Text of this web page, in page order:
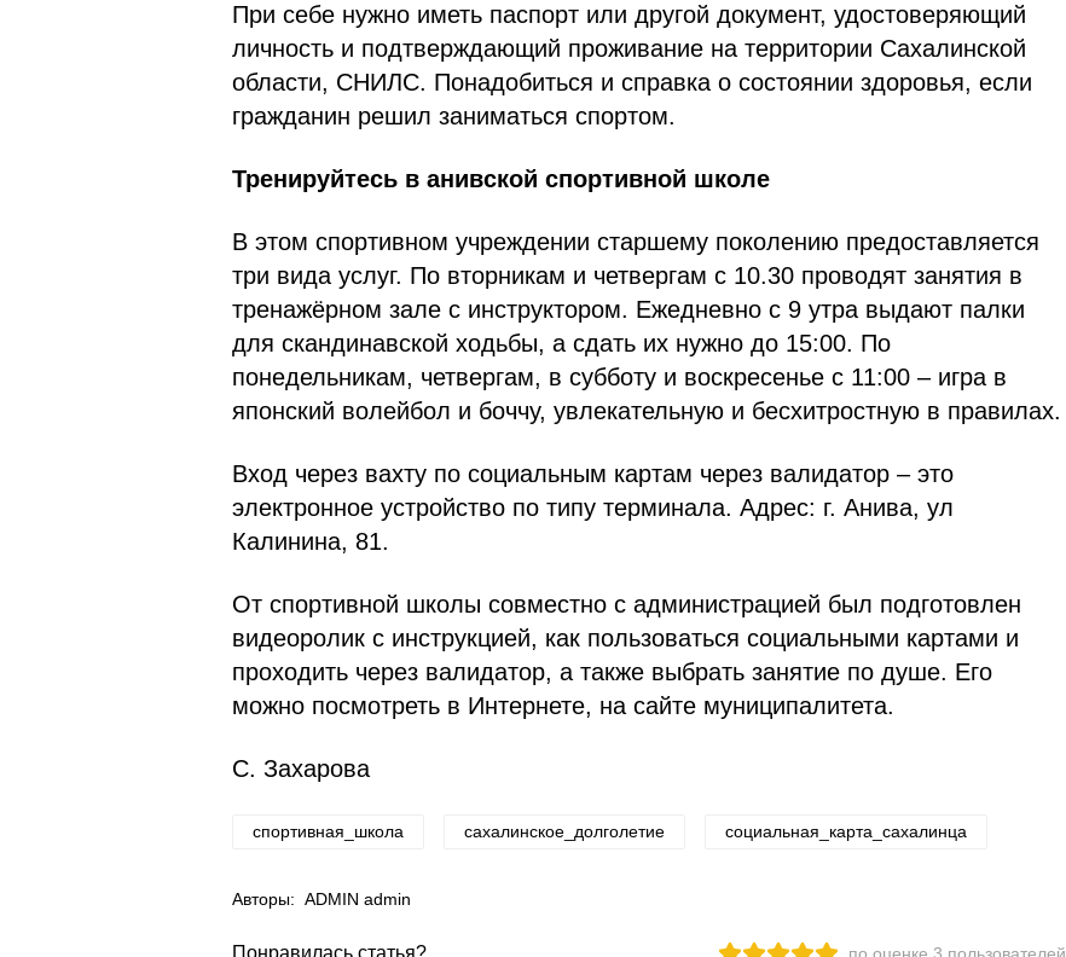
При себе нужно иметь паспорт или другой документ, удостоверяющий
личность и подтверждающий проживание на территории Сахалинской
области, СНИЛС. Понадобиться и справка о состоянии здоровья, если
гражданин решил заниматься спортом.
Тренируйтесь в анивской спортивной школе
В этом спортивном учреждении старшему поколению предоставляется
три вида услуг. По вторникам и четвергам с 10.30 проводят занятия в
тренажёрном зале с инструктором. Ежедневно с 9 утра выдают палки
для скандинавской ходьбы, а сдать их нужно до 15:00. По
понедельникам, четвергам, в субботу и воскресенье с 11:00 – игра в
японский волейбол и боччу, увлекательную и бесхитростную в правилах.
Вход через вахту по социальным картам через валидатор – это
электронное устройство по типу терминала. Адрес: г. Анива, ул
Калинина, 81.
От спортивной школы совместно с администрацией был подготовлен
видеоролик с инструкцией, как пользоваться социальными картами и
проходить через валидатор, а также выбрать занятие по душе. Его
можно посмотреть в Интернете, на сайте муниципалитета.
С. Захарова
спортивная_школа сахалинское_долголетие социальная_карта_сахалинца
Авторы: ADMIN admin
по оценке 3 пользователей